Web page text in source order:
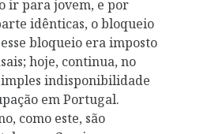
ir para jovem, e por
idênticas, o bloqueio
bloqueio era imposto
hoje, continua, no
indisponibilidade
em Portugal.
como este, são